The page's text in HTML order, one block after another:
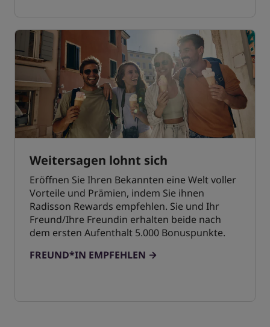
Weitersagen lohnt sich
Eröffnen Sie Ihren Bekannten eine Welt voller
Vorteile und Prämien, indem Sie ihnen
Radisson Rewards empfehlen. Sie und Ihr
Freund/Ihre Freundin erhalten beide nach
dem ersten Aufenthalt 5.000 Bonuspunkte.
FREUND*IN EMPFEHLEN